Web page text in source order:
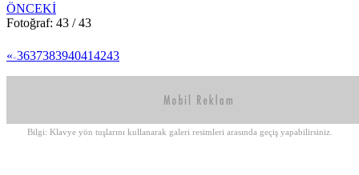
ÖNCEKİ
Fotoğraf: 43 / 43
«<3637383940414243
Bilgi: Klavye yön tuşlarını kullanarak galeri resimleri arasında geçiş yapabilirsiniz.